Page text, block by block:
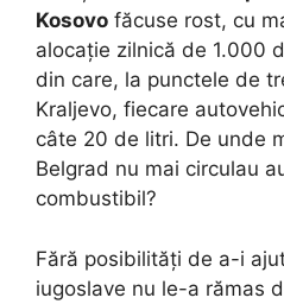
Kosovo făcuse rost, cu
alocație zilnică de 1.000
din care, la punctele de
Kraljevo, fiecare
câte 20 de litri. De unde
Belgrad nu mai circulau
combustibil?
Fără posibilități de a-i
iugoslave nu le-a rămas